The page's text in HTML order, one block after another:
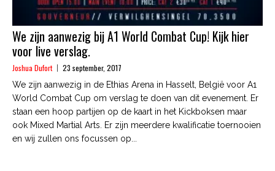
We zijn aanwezig bij A1 World Combat Cup! Kijk hier
voor live verslag.
Joshua Dufort 23 september, 2017
We zijn aanwezig in de Ethias Arena in Hasselt, België voor A1
World Combat Cup om verslag te doen van dit evenement. Er
staan een hoop partijen op de kaart in het Kickboksen maar
ook Mixed Martial Arts. Er zijn meerdere kwalificatie toernooien
en wij zullen ons focussen op...